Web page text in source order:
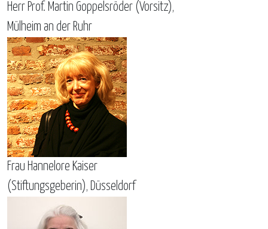
Herr Prof. Martin Goppelsröder (Vorsitz),
Mülheim an der Ruhr
Frau Hannelore Kaiser
(Stiftungsgeberin), Düsseldorf